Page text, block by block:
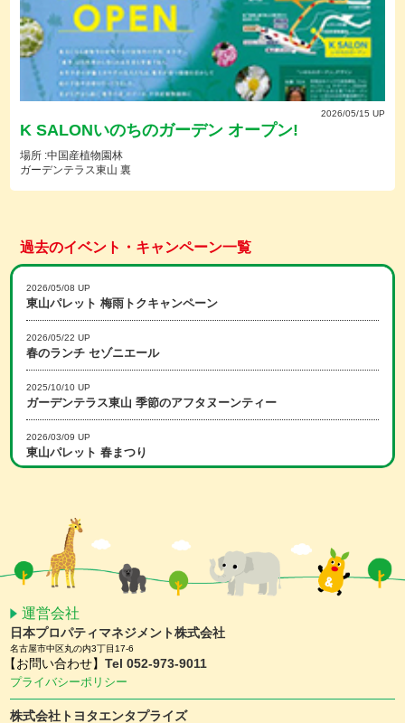
2026/05/15 UP
K SALONいのちのガーデン オープン!
場所 :中国産植物園林
ガーデンテラス東山 裏
過去のイベント・キャンペーン一覧
2026/05/08 UP
東山パレット 梅雨トクキャンペーン
2026/05/22 UP
春のランチ セゾニエール
2025/10/10 UP
ガーデンテラス東山 季節のアフタヌーンティー
2026/03/09 UP
東山パレット 春まつり
2026/02/16 UP
スマホアプリ会員限定 ホワイトデーキャンペーン
2026/01/15 UP
スマホアプリ会員限定 バレンタインキャンペーン
2025/11/25 UP
【予約受付中】クリスマスケーキ ＆ おせち
2025/11/10 UP
ガーデンテラス東山 クリスマスディナー
運営会社
日本プロパティマネジメント株式会社
名古屋市中区丸の内3丁目17-6
【お問い合わせ】Tel 052-973-9011
プライバシーポリシー
株式会社トヨタエンタプライズ